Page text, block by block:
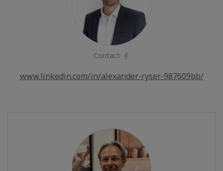
Contact
www.linkedin.com/in/alexander-ryser-987609bb/